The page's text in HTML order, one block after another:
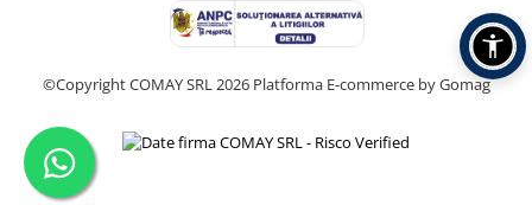
©Copyright COMAY SRL 2026 Platforma E-commerce by Gomag